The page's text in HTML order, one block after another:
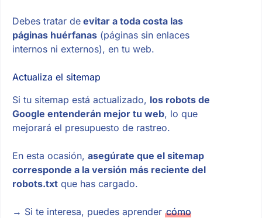
Debes tratar deevitar a toda costa las
páginas huérfanas(páginas sin enlaces
internos ni externos), en tu web.
Actualiza el sitemap
Si tu sitemap está actualizado, los robots de
Google entenderán mejor tu web, lo que
mejorará el presupuesto de rastreo.
En esta ocasión, asegúrate que el sitemap
corresponde a la versión más reciente del
robots.txtque has cargado.
→ Si te interesa, puedes aprender cómo